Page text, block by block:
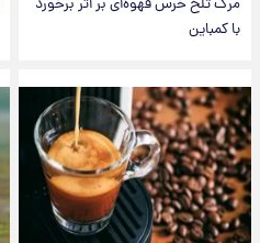
مرگ تلخ خرس قهوه‌ای بر اثر برخورد
با کمباین